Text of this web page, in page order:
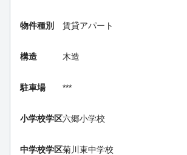
物件種別 賃貸アパート
構造 木造
駐車場 ***
小学校学区六郷小学校
中学校学区菊川東中学校